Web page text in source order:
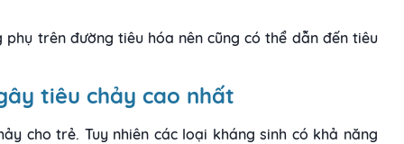
trên đường tiêu hóa nên cũng có thể dẫn đến tiêu
tiêu chảy cao nhất
cho trẻ. Tuy nhiên các loại kháng sinh có khả năng